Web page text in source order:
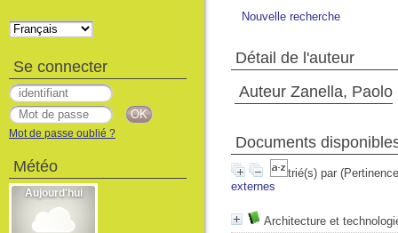
Nouvelle recherche
Détail de l'auteur
Auteur Zanella, Paolo
Documents
trié(s) par
externes
Architecture et
Se connecter
Mot de passe oublié ?
Météo